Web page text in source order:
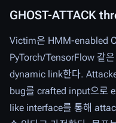
GHOST-ATTACK
Victim은 HMM-enabled
PyTorch/TensorFlow 같
dynamic link한다.
bug를 crafted input으로
like interface를 통해